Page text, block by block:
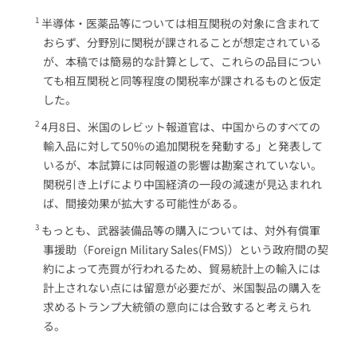
半導体・医薬品等については相互関税の対象に含まれて
おらず、分野別に関税が課されることが想定されている
が、本稿では簡易的な計算として、これらの品目につい
ても相互関税と同等程度の関税率が課されるものと仮定
した。
4月8日、米国のレビット報道官は、中国からのすべての
輸入品に対して50%の追加関税を発動する」と発表して
いるが、本試算には同報道の影響は勘案されていない。
関税引き上げにより中国経済の一段の減速が見込まれれ
ば、間接効果が拡大する可能性がある。
もっとも、武器装備品等の購入については、対外有償軍
事援助（Foreign Military Sales(FMS)）という政府間の契
約によって売買が行われるため、貿易統計上の輸入には
計上されない点には留意が必要だが、米国製品の購入を
求めるトランプ大統領の意向には合致すると考えられ
る。